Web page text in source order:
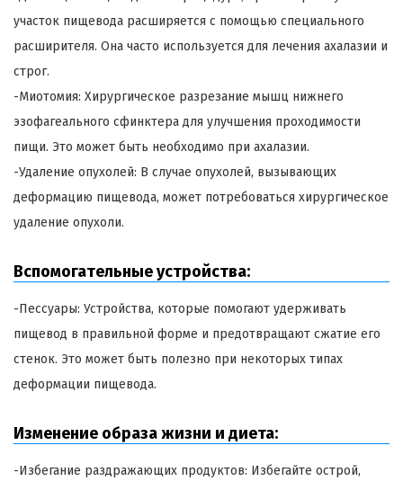
участок пищевода расширяется с помощью специального
расширителя. Она часто используется для лечения ахалазии и
строг.
-Миотомия: Хирургическое разрезание мышц нижнего
эзофагеального сфинктера для улучшения проходимости
пищи. Это может быть необходимо при ахалазии.
-Удаление опухолей: В случае опухолей, вызывающих
деформацию пищевода, может потребоваться хирургическое
удаление опухоли.
Вспомогательные устройства:
-Пессуары: Устройства, которые помогают удерживать
пищевод в правильной форме и предотвращают сжатие его
стенок. Это может быть полезно при некоторых типах
деформации пищевода.
Изменение образа жизни и диета:
-Избегание раздражающих продуктов: Избегайте острой,